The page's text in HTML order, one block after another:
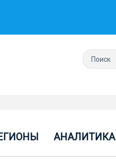
АНАЛИТИКА